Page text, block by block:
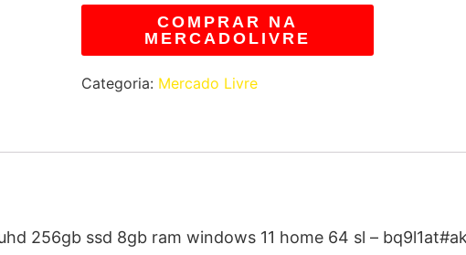
COMPRAR NA
MERCADOLIVRE
Categoria: Mercado Livre
256gb ssd 8gb ram windows 11 home 64 sl –